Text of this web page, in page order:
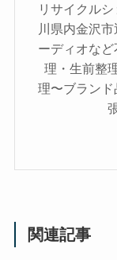
リサイクル
川県内金沢
ーディオな
理・生前整
理〜ブラン
関連記事